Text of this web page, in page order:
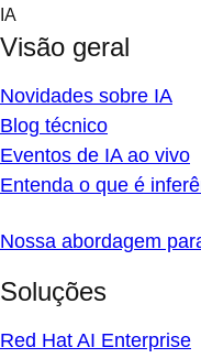
Skip
content
IA
Visão geral
Novidades sobre IA
Blog técnico
Eventos de IA ao vivo
Entenda o que é
Nossa abordagem
Soluções
Red Hat AI Enterprise